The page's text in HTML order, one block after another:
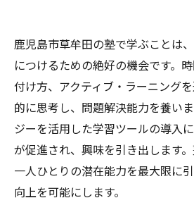
鹿児島市草牟田の塾で学ぶことは
につけるための絶好の機会です。
付け方、アクティブ・ラーニング
的に思考し、問題解決能力を養い
ジーを活用した学習ツールの導入
が促進され、興味を引き出します
一人ひとりの潜在能力を最大限に
向上を可能にします。